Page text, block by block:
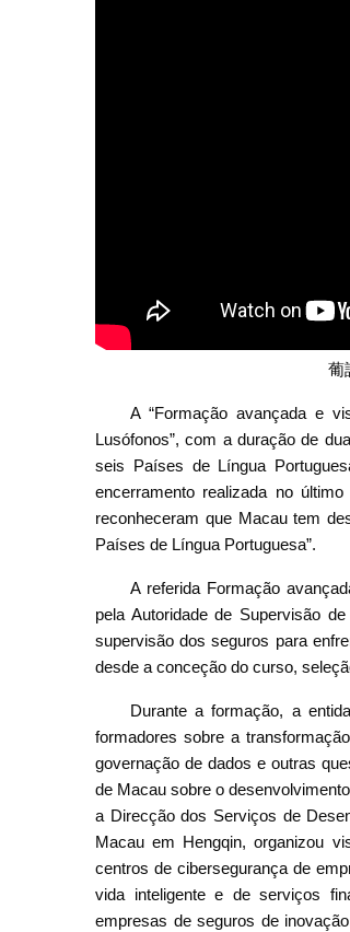
葡
A “Formação avançada e
Lusófonos”, com a duração de
seis Países de Língua
encerramento realizada no
reconheceram que Macau tem
Países de Língua Portuguesa”.
A referida Formação
pela Autoridade de Supervisão
supervisão dos seguros para
desde a conceção do curso,
Durante a formação, a
formadores sobre a
governação de dados e outras
de Macau sobre o
a Direcção dos Serviços de
Macau em Hengqin, organizou
centros de cibersegurança de
vida inteligente e de serviços
empresas de seguros de